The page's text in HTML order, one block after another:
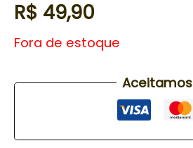
R$ 49,90
Fora de estoque
Aceitamos